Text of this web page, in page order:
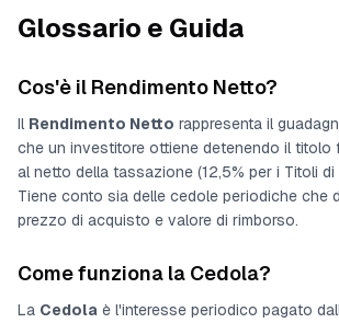
Glossario e Guida
Cos'è il Rendimento Netto?
Il Rendimento Netto rappresenta il
che un investitore ottiene detenendo il titolo
al netto della tassazione (12,5% per i Titoli di
Tiene conto sia delle cedole periodiche che
prezzo di acquisto e valore di rimborso.
Come funziona la Cedola?
La Cedola è l'interesse periodico pagato